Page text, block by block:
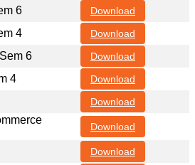
6 Download
4 Download
6 Download
4 Download
Download
Download
Download